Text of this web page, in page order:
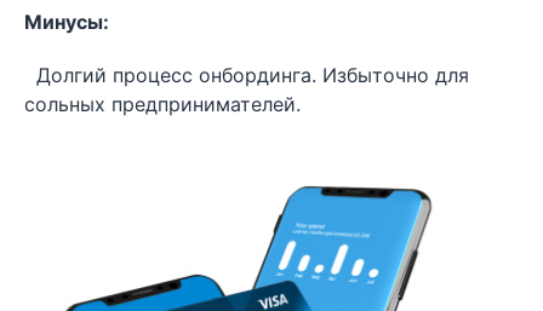
Минусы:
Долгий процесс онбординга. Избыточно для
сольных предпринимателей.